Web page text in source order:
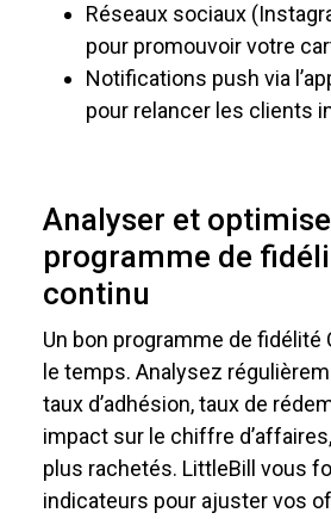
Réseaux sociaux
pour promouvoir votre
Notifications push via
pour relancer les clients
Analyser et
programme de
continu
Un bon programme de fidélité
le temps. Analysez
taux d’adhésion, taux de
impact sur le chiffre
plus rachetés. LittleBill vous
indicateurs pour ajuster vos